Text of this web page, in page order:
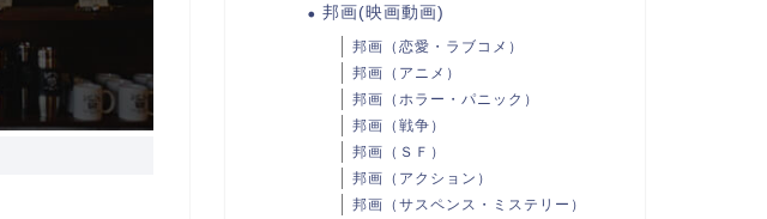
邦画(映画動画)
邦画（恋愛・ラブコメ）
邦画（アニメ）
邦画（ホラー・パニック）
邦画（戦争）
邦画（ＳＦ）
邦画（アクション）
邦画（サスペンス・ミステリー）